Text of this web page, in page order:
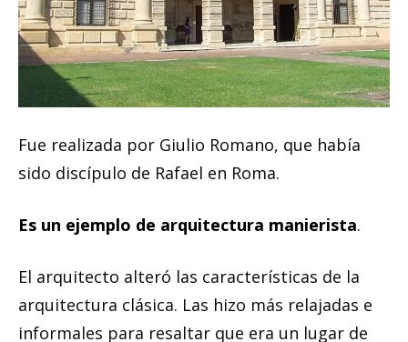
Fue realizada por Giulio Romano, que había
sido discípulo de Rafael en Roma.
Es un ejemplo de arquitectura manierista.
El arquitecto alteró las características de la
arquitectura clásica. Las hizo más relajadas e
informales para resaltar que era un lugar de